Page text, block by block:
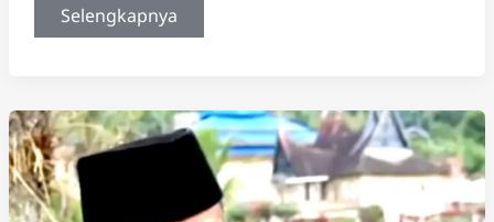
Dilema
Rasa
Menarik
Orisinalitas
dan
Pasar
Nasi
Padang
Selengkapnya